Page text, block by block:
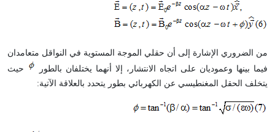
من الضروري الإشارة إلى أن حقلي الموجة المستوية في النواقل متعامدان
فيما بينها وعموديان على اتجاه الانتشار، إلا أنهما يختلفان بالطور
حيث
يتخلف الحقل المغنطيسي عن الكهربائي بطور يتحدد بالعلاقة الآتية: